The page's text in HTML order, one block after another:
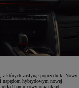
których zasłynął poprzednik. Nowy
napędom hybrydowym nowej
hamulcowy oraz układ